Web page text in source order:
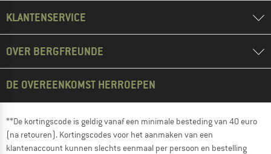
KLANTENSERVICE
OVER BERGFREUNDE
DE OVEREENKOMST HERROEPEN
**De kortingscode is geldig vanaf een minimale besteding van 40 euro
(na retouren). Kortingscodes voor het aanmaken van een
klantenaccount kunnen slechts eenmaal per persoon en bestelling